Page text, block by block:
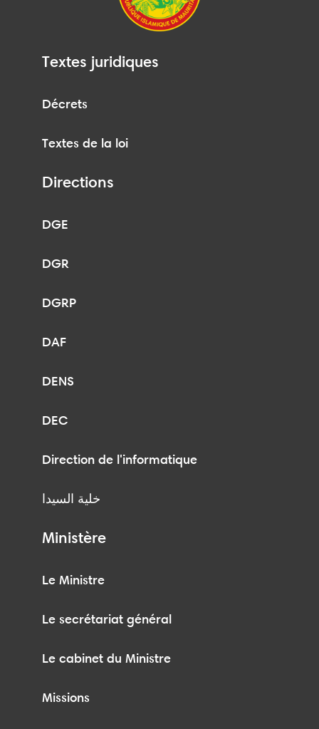
Textes juridiques
Décrets
Textes de la loi
Directions
DGE
DGR
DGRP
DAF
DENS
DEC
Direction de l'informatique
خلية السيدا
Ministère
Le Ministre
Le secrétariat général
Le cabinet du Ministre
Missions